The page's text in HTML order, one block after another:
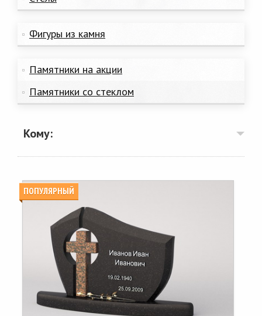
Фигуры из камня
Памятники на акции
Памятники со стеклом
Кому:
ПОПУЛЯРНЫЙ